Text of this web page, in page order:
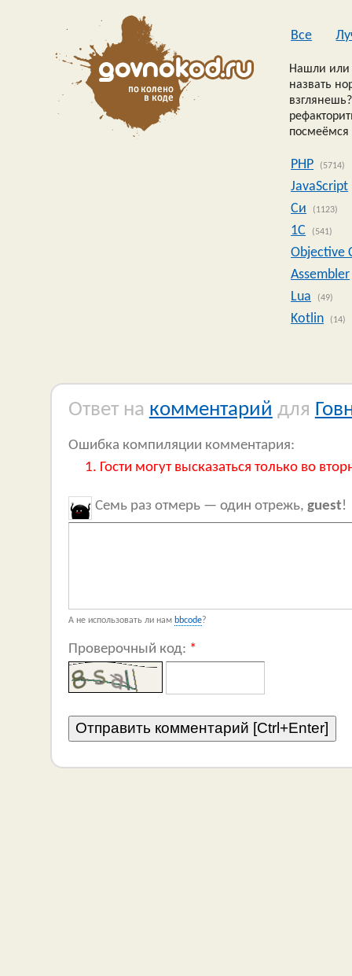
Все
Нашли или
назвать
посмеёмся
PHP (5714)
JavaScript
Си
(1123)
1C (541)
Objective
Assembler
Lua
(49)
Kotlin (14)
Ответ на комментарий для
Ошибка компиляции комментария:
Гости могут высказаться только во
Семь раз отмерь — один отрежь, guest!
А не использовать ли нам bbcode?
Проверочный код: *